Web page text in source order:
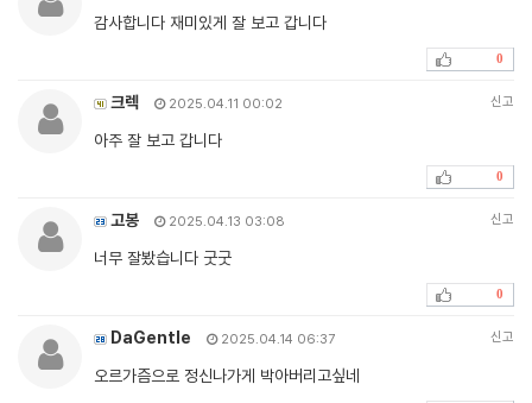
감사합니다 재미있게 잘 보고 갑니다
0
크렉 2025.04.11 00:02 신고
아주 잘 보고 갑니다
0
고봉 2025.04.13 03:08 신고
너무 잘봤습니다 굿굿
0
DaGentle 2025.04.14 06:37 신고
오르가즘으로 정신나가게 박아버리고싶네